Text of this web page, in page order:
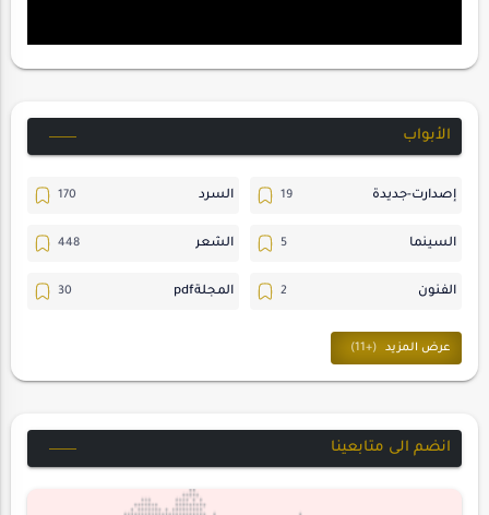
الأبواب
إصدارت-جديدة السرد
السينما الشعر
الفنون المجلةpdf
المسرح
حسن_يارتي حوارات
انضم الى متابعينا